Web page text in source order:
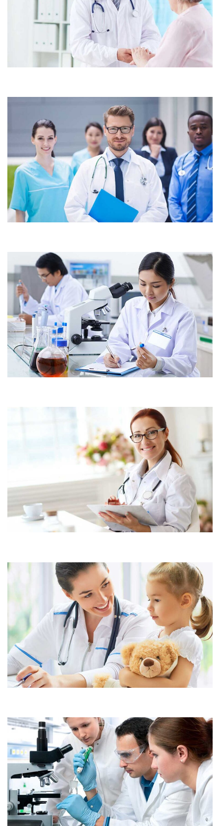
Demo Media Title 2
Maternity
Research
Demo Media Title 3
Research
Skin Care
Demo Media Title 4
Dental Care
Maternity
Demo Media Title 5
Maternity
Research
Demo Media Title 6
Dental Care
Skin Care